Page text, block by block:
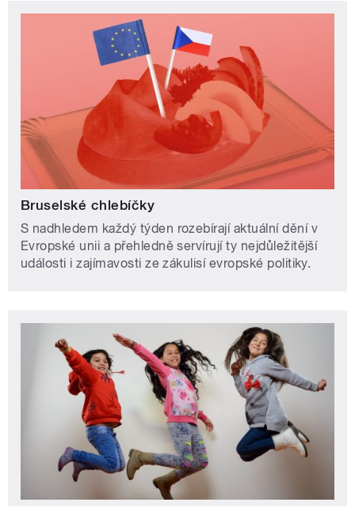
Bruselské chlebíčky
S nadhledem každý týden rozebírají aktuální dění v
Evropské unii a přehledně servírují ty nejdůležitější
události i zajímavosti ze zákulisí evropské politiky.